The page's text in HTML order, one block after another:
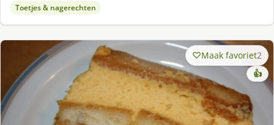
Toetjes & nagerechten
Maak favoriet2
👍